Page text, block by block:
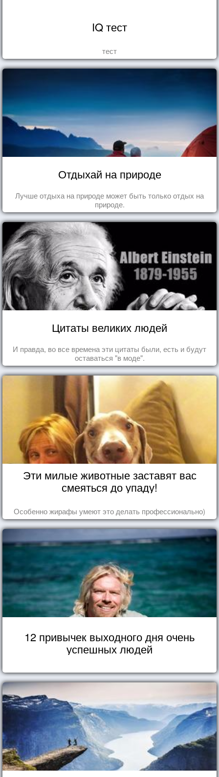
IQ тест
тест
Отдыхай на природе
Лучше отдыха на природе может быть только отдых на
природе.
Цитаты великих людей
И правда, во все времена эти цитаты были, есть и будут
оставаться "в моде".
Эти милые животные заставят вас
смеяться до упаду!
Особенно жирафы умеют это делать профессионально)
12 привычек выходного дня очень
успешных людей